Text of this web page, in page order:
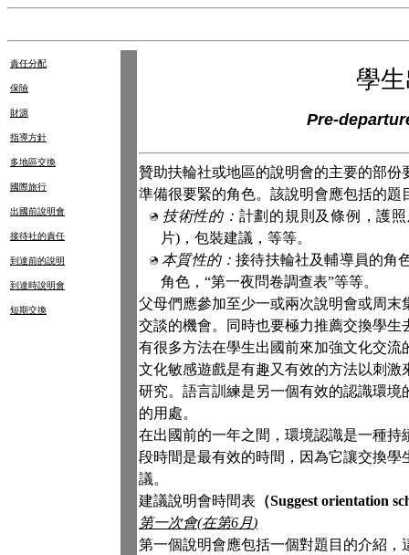
責任分配
保險
財源
指導方針
多地區交換
國際旅行
出國前說明會
接待社的責任
到達前的說明
到達時說明會
短期交換
學
Pre-
贊助扶輪社或地區的說明會的主要的部
準備很要緊的角色。該說明會應包括的題
技術性的： 計劃的規則及條例，護
片) ，包裝建議，等等。
本質性的：接待扶輪社及輔導員的角
角色，“第一夜問卷調查表”等等。
父母們應參加至少一或兩次說明會或周
交談的機會。同時也要極力推薦交換學
有很多方法在學生出國前來加強文化交流
文化敏感遊戲是有趣又有效的方法以刺
研究。語言訓練是另一個有效的認識環
的用處。
在出國前的一年之間，環境認識是一種
段時間是最有效的時間，因為它讓交換
議。
建議說明會時間表 （Suggest orientation
第一次會(在第6月)
第一個說明會應包括一個對題目的介紹